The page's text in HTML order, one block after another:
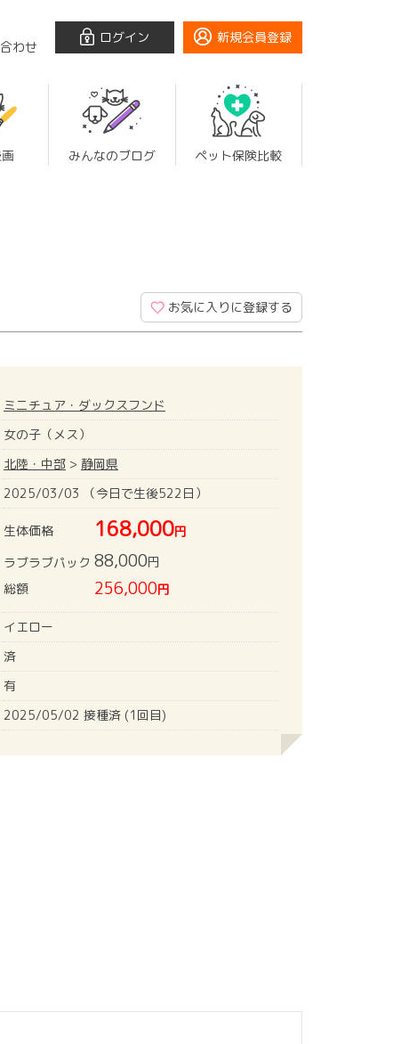
わせ
ログイン 新規会員登録
みんなのブログ ペット保険比較
お気に入りに登録する
ミニチュア・ダックスフンド
女の子（メス）
北陸・中部 > 静岡県
2025/03/03 （今日で生後522日）
生体価格 168,000円
ラブラブパック 88,000円
総額
256,000円
イエロー
済
有
2025/05/02 接種済 (1回目)